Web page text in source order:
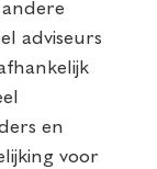
adviseurs
en
voor